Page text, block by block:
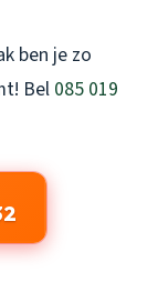
ben je zo
Bel 085 019